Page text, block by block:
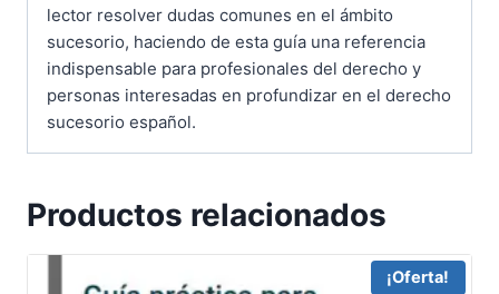
lector resolver dudas comunes en el ámbito
sucesorio, haciendo de esta guía una referencia
indispensable para profesionales del derecho y
personas interesadas en profundizar en el derecho
sucesorio español.
Productos relacionados
¡Oferta!